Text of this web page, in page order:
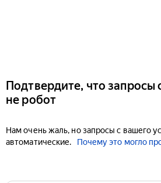
Подтвердите, что запросы
не робот
Нам очень жаль, но запросы с вашего
автоматические.
Почему это могло